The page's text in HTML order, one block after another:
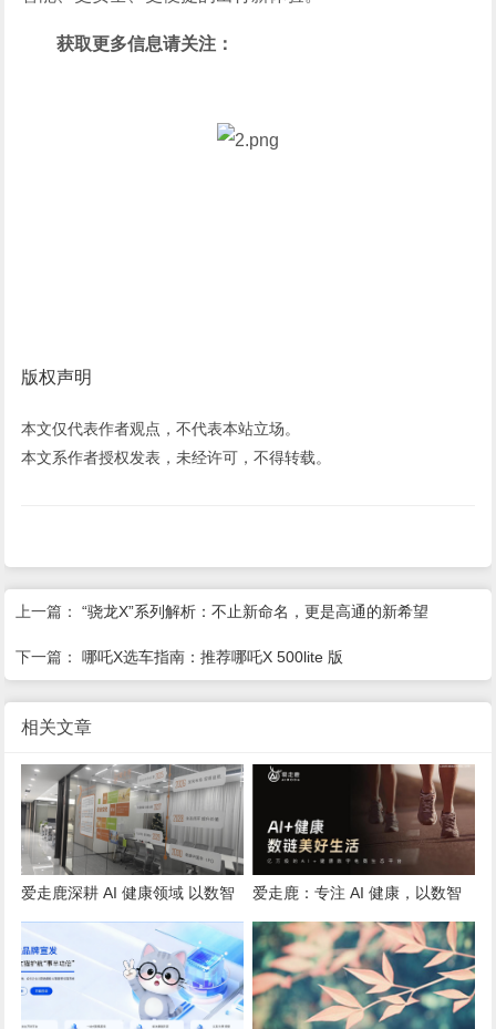
获取更多信息请关注：
版权声明
本文仅代表作者观点，不代表本站立场。
本文系作者授权发表，未经许可，不得转载。
上一篇：“骁龙X”系列解析：不止新命名，更是高通的新希望
下一篇：哪吒X选车指南：推荐哪吒X 500lite 版
相关文章
爱走鹿深耕 AI 健康领域 以数智
创新，赋能全民健康
爱走鹿：专注 AI 健康，以数智
守护全民日常健康生活